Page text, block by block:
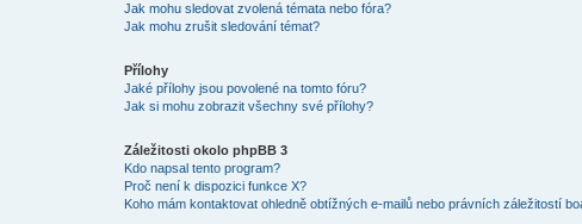
Jak mohu sledovat zvolená témata nebo fóra?
Jak mohu zrušit sledování témat?
Přílohy
Jaké přílohy jsou povolené na tomto fóru?
Jak si mohu zobrazit všechny své přílohy?
Záležitosti okolo phpBB 3
Kdo napsal tento program?
Proč není k dispozici funkce X?
Koho mám kontaktovat ohledně obtížných e-mailů nebo právních záležitostí